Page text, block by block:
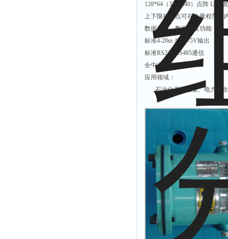
128*64（320*240）点阵
上下限控制点可在全量程范
数据备份、数据恢复功能
标准4-20m A或0-5V输出
标准RS232/RS485通信
全中文操作菜单
应用领域：
石油化工、冶金、电力、生